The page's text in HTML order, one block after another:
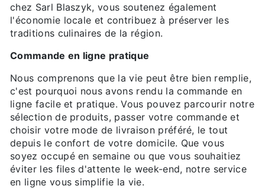
chez Sarl Blaszyk, vous soutenez également
l'économie locale et contribuez à préserver les
traditions culinaires de la région.
Commande en ligne pratique
Nous comprenons que la vie peut être bien remplie,
c'est pourquoi nous avons rendu la commande en
ligne facile et pratique. Vous pouvez parcourir notre
sélection de produits, passer votre commande et
choisir votre mode de livraison préféré, le tout
depuis le confort de votre domicile. Que vous
soyez occupé en semaine ou que vous souhaitiez
éviter les files d'attente le week-end, notre service
en ligne vous simplifie la vie.